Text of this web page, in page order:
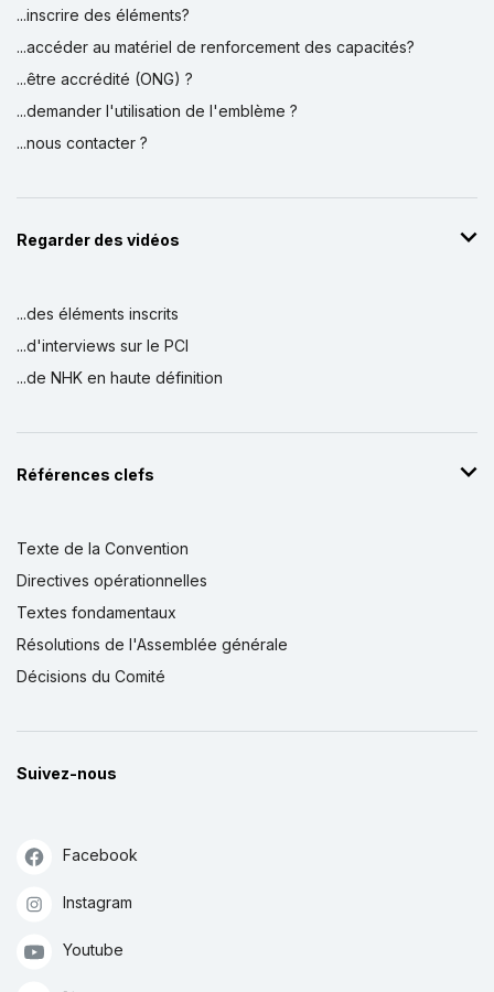
...inscrire des éléments?
...accéder au matériel de renforcement des capacités?
...être accrédité (ONG) ?
...demander l'utilisation de l'emblème ?
...nous contacter ?
Regarder des vidéos
...des éléments inscrits
...d'interviews sur le PCI
...de NHK en haute définition
Références clefs
Texte de la Convention
Directives opérationnelles
Textes fondamentaux
Résolutions de l'Assemblée générale
Décisions du Comité
Suivez-nous
Facebook
Instagram
Youtube